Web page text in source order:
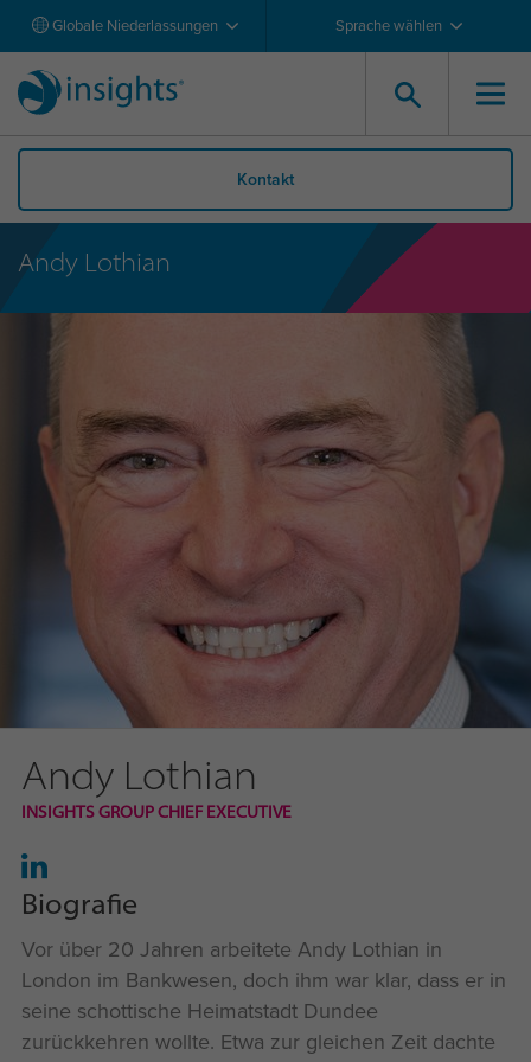
Globale Niederlassungen Sprache wählen
Kontakt
Andy Lothian
Andy Lothian
INSIGHTS GROUP CHIEF EXECUTIVE
Biografie
Vor über 20 Jahren arbeitete Andy Lothian in
London im Bankwesen, doch ihm war klar, dass er in
seine schottische Heimatstadt Dundee
zurückkehren wollte. Etwa zur gleichen Zeit dachte